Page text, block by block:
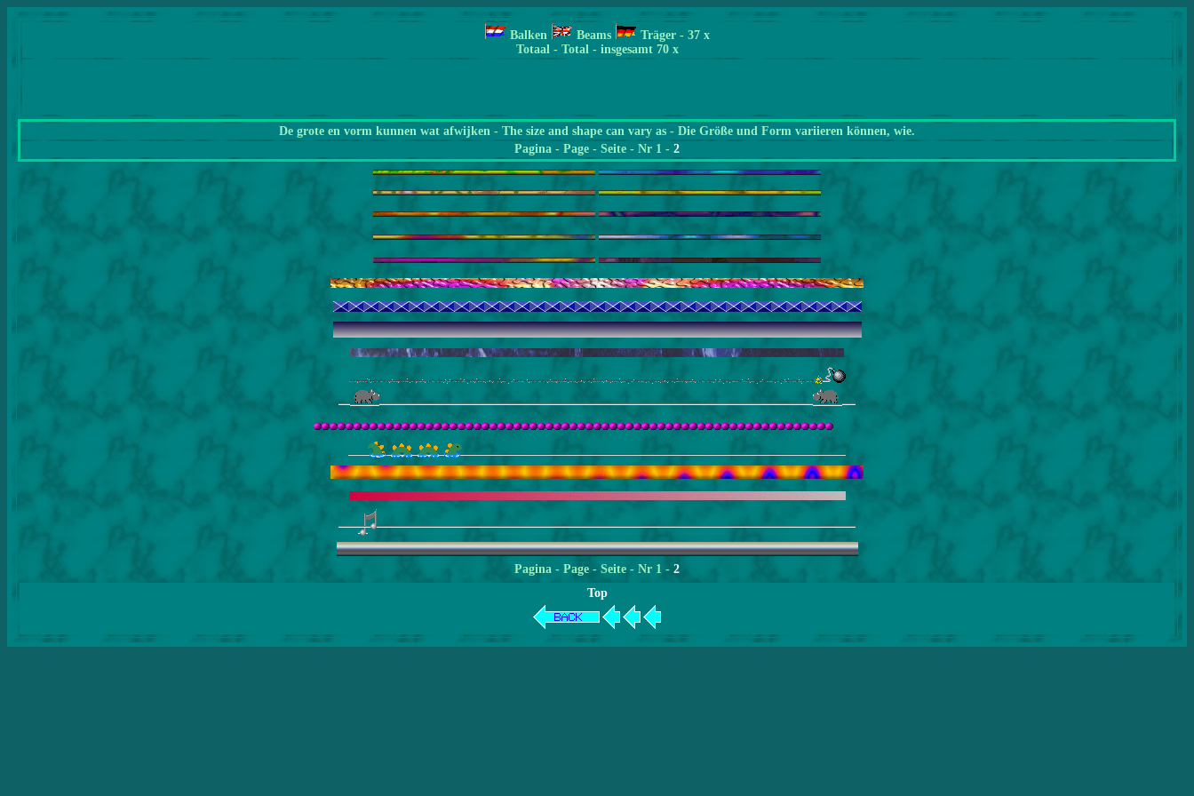
Balken Beams Träger - 37 x
Totaal - Total - insgesamt 70 x
De grote en vorm kunnen wat afwijken - The size and shape can vary as - Die Größe und Form variieren können, wie.
Pagina - Page - Seite - Nr 1 - 2
Pagina - Page - Seite - Nr 1 - 2
Top